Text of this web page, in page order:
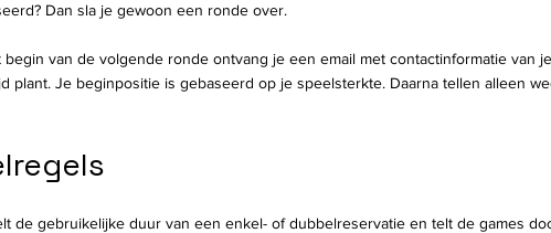
Dan sla je gewoon een ronde over.
begin van de volgende ronde ontvang je een email met contactinformatie van
plant. Je beginpositie is gebaseerd op je speelsterkte. Daarna tellen alleen
de gebruikelijke duur van een enkel- of dubbelreservatie en telt de games